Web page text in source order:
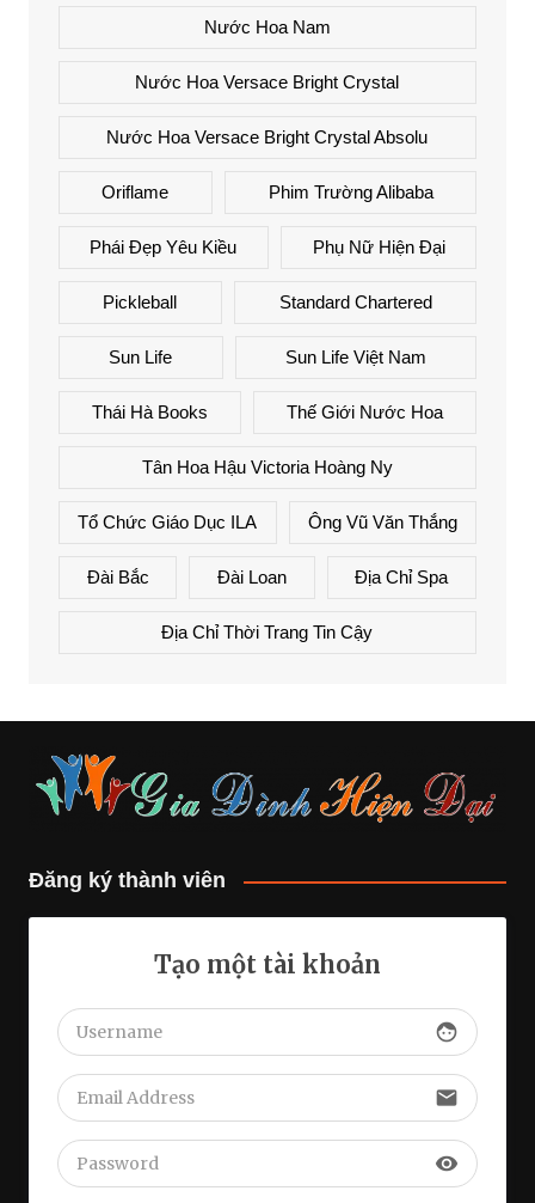
Nước Hoa Nam
Nước Hoa Versace Bright Crystal
Nước Hoa Versace Bright Crystal Absolu
Oriflame Phim Trường Alibaba
Phái Đẹp Yêu Kiều Phụ Nữ Hiện Đại
Pickleball Standard Chartered
Sun Life Sun Life Việt Nam
Thái Hà Books Thế Giới Nước Hoa
Tân Hoa Hậu Victoria Hoàng Ny
Tổ Chức Giáo Dục ILA Ông Vũ Văn Thắng
Đài Bắc Đài Loan Địa Chỉ Spa
Địa Chỉ Thời Trang Tin Cậy
Đăng ký thành viên
Tạo một tài khoản
face
email
visibility